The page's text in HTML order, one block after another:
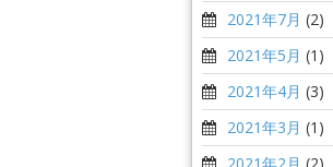
2021年7月 (2)
2021年5月 (1)
2021年4月 (3)
2021年3月 (1)